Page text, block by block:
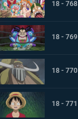
18 - 768
18 - 769
18 - 770
18 - 771